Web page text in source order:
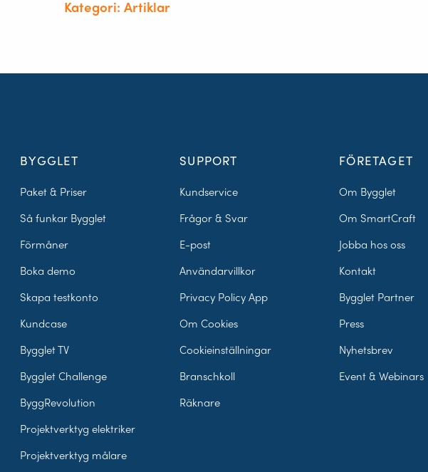
Kategori: Artiklar
BYGGLET
Paket & Priser
Så funkar Bygglet
Förmåner
Boka demo
Skapa testkonto
Kundcase
Bygglet TV
Bygglet Challenge
ByggRevolution
Projektverktyg elektriker
Projektverktyg målare
SUPPORT
Kundservice
Frågor & Svar
E-post
Användarvillkor
Privacy Policy App
Om Cookies
Cookieinställningar
Branschkoll
Räknare
FÖRETAGET
Om Bygglet
Om SmartCraft
Jobba hos oss
Kontakt
Bygglet Partner
Press
Nyhetsbrev
Event & Webinars